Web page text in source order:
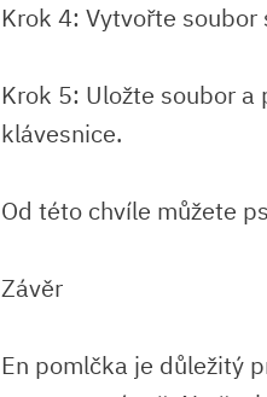
Krok 4: Vytvořte
Krok 5: Uložte soubor
klávesnice.
Od této chvíle můžete
Závěr
En pomlčka je důležitý